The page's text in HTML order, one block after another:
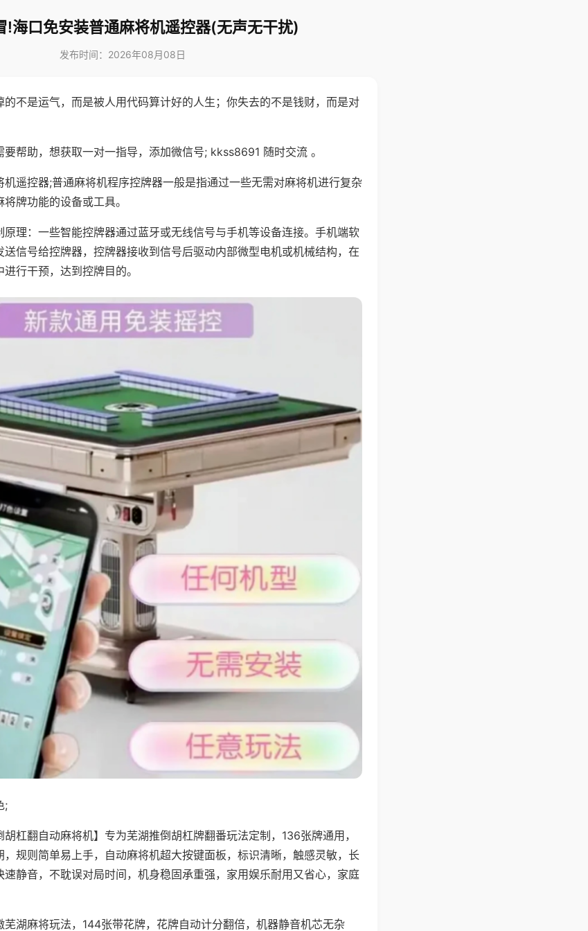
!海口免安装普通麻将机遥控器(无声无干扰)
发布时间：2026年08月08日
的不是运气，而是被人用代码算计好的人生；你失去的不是钱财，而是对
帮助，想获取一对一指导，添加微信号; kkss8691 随时交流 。
机遥控器;普通麻将机程序控牌器一般是指通过一些无需对麻将机进行复杂
牌功能的设备或工具。
原理：一些智能控牌器通过蓝牙或无线信号与手机等设备连接。手机端软
信号给控牌器，控牌器接收到信号后驱动内部微型电机或机械结构，在
行干预，达到控牌目的。
;
胡杠翻自动麻将机】专为芜湖推倒胡杠牌翻番玩法定制，136张牌通用，
，规则简单易上手，自动麻将机超大按键面板，标识清晰，触感灵敏，长
速静音，不耽误对局时间，机身稳固承重强，家用娱乐耐用又省心，家庭
芜湖麻将玩法，144张带花牌，花牌自动计分翻倍，机器静音机芯无杂